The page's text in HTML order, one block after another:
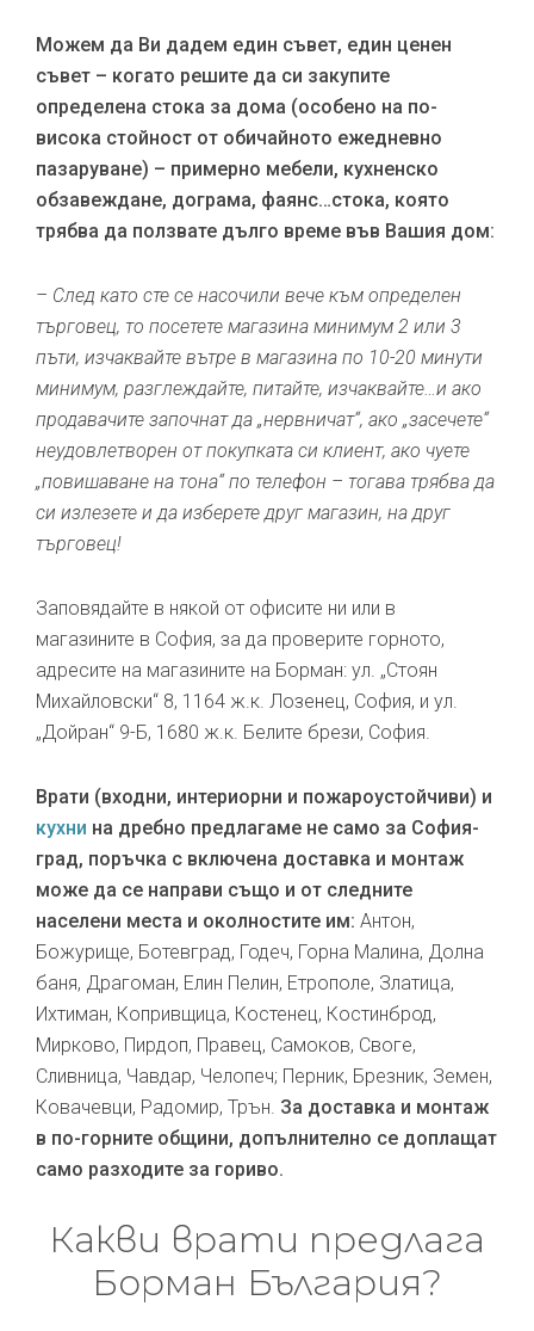
Можем да Ви дадем един съвет, един ценен
съвет – когато решите да си закупите
определена стока за дома (особено на по-
висока стойност от обичайното ежедневно
пазаруване) – примерно мебели, кухненско
обзавеждане, дограма, фаянс…стока, която
трябва да ползвате дълго време във Вашия дом:
– След като сте се насочили вече към определен
търговец, то посетете магазина минимум 2 или 3
пъти, изчаквайте вътре в магазина по 10-20 минути
минимум, разглеждайте, питайте, изчаквайте…и ако
продавачите започнат да „нервничат“, ако „засечете“
неудовлетворен от покупката си клиент, ако чуете
„повишаване на тона“ по телефон – тогава трябва да
си излезете и да изберете друг магазин, на друг
търговец!
Заповядайте в някой от офисите ни или в
магазините в София, за да проверите горното,
адресите на магазините на Борман: ул. „Стоян
Михайловски“ 8, 1164 ж.к. Лозенец, София, и ул.
„Дойран“ 9-Б, 1680 ж.к. Белите брези, София.
Врати (входни, интериорни и пожароустойчиви) и
кухни на дребно предлагаме не само за София-
град, поръчка с включена доставка и монтаж
може да се направи също и от следните
населени места и околностите им: Антон,
Божурище, Ботевград, Годеч, Горна Малина, Долна
баня, Драгоман, Елин Пелин, Етрополе, Златица,
Ихтиман, Копривщица, Костенец, Костинброд,
Мирково, Пирдоп, Правец, Самоков, Своге,
Сливница, Чавдар, Челопеч; Перник, Брезник, Земен,
Ковачевци, Радомир, Трън. За доставка и монтаж
в по-горните общини, допълнително се доплащат
само разходите за гориво.
Какви врати предлага
Борман България?